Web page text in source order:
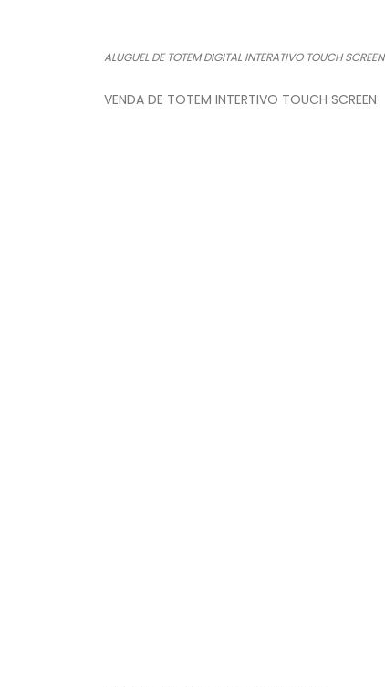
ALUGUEL DE TOTEM DIGITAL INTERATIVO TOUCH SCREEN
VENDA DE TOTEM INTERTIVO TOUCH SCREEN